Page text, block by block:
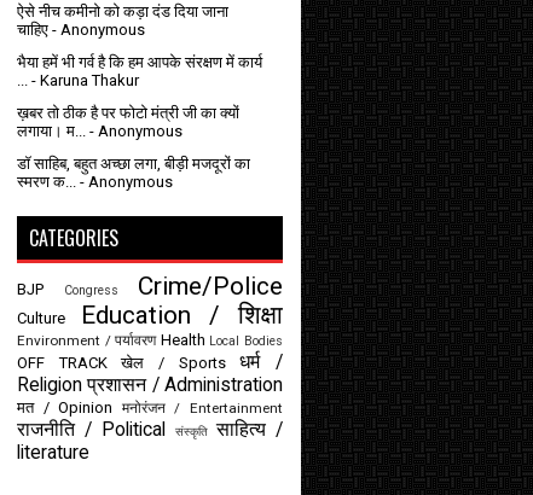
ऐसे नीच कमीनो को कड़ा दंड दिया जाना
चाहिए - Anonymous
भैया हमें भी गर्व है कि हम आपके संरक्षण में कार्य
- Karuna Thakur
ख़बर तो ठीक है पर फोटो मंत्री जी का क्यों
लगाया। म...
- Anonymous
डॉ साहिब, बहुत अच्छा लगा, बीड़ी मजदूरों का
स्मरण क...
- Anonymous
CATEGORIES
BJP Congress Crime/Police
Culture Education / शिक्षा
Environment / पर्यावरण Health Local Bodies
OFF TRACK खेल / Sports
धर्म /
Religion प्रशासन / Administration
मत / Opinion मनोरंजन / Entertainment
राजनीति / Political संस्कृति साहित्य /
literature